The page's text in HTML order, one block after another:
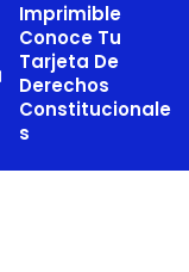
Imprimible
Conoce Tu
Tarjeta De
Derechos
Constitucionale
S